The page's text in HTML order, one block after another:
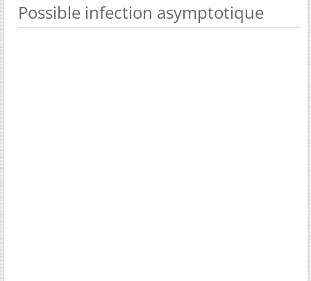
Possible infection asymptotique